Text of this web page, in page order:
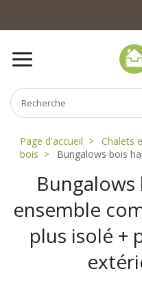
Page d'accueil Chalets
bois
Bungalows bois
ensemble
plus isolé +